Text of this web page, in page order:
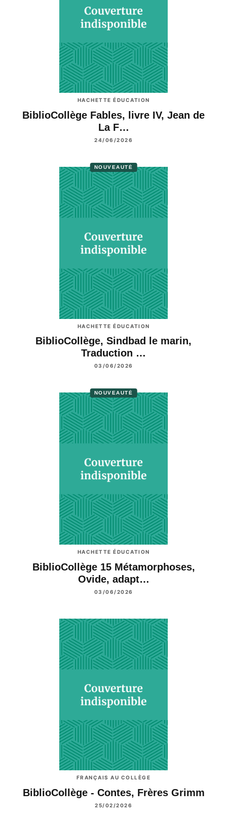
HACHETTE ÉDUCATION
BiblioCollège Fables, livre IV, Jean de
La F…
24/06/2026
NOUVEAUTÉ
HACHETTE ÉDUCATION
BiblioCollège, Sindbad le marin,
Traduction …
03/06/2026
NOUVEAUTÉ
HACHETTE ÉDUCATION
BiblioCollège 15 Métamorphoses,
Ovide, adapt…
03/06/2026
FRANÇAIS AU COLLÈGE
BiblioCollège - Contes, Frères Grimm
25/02/2026